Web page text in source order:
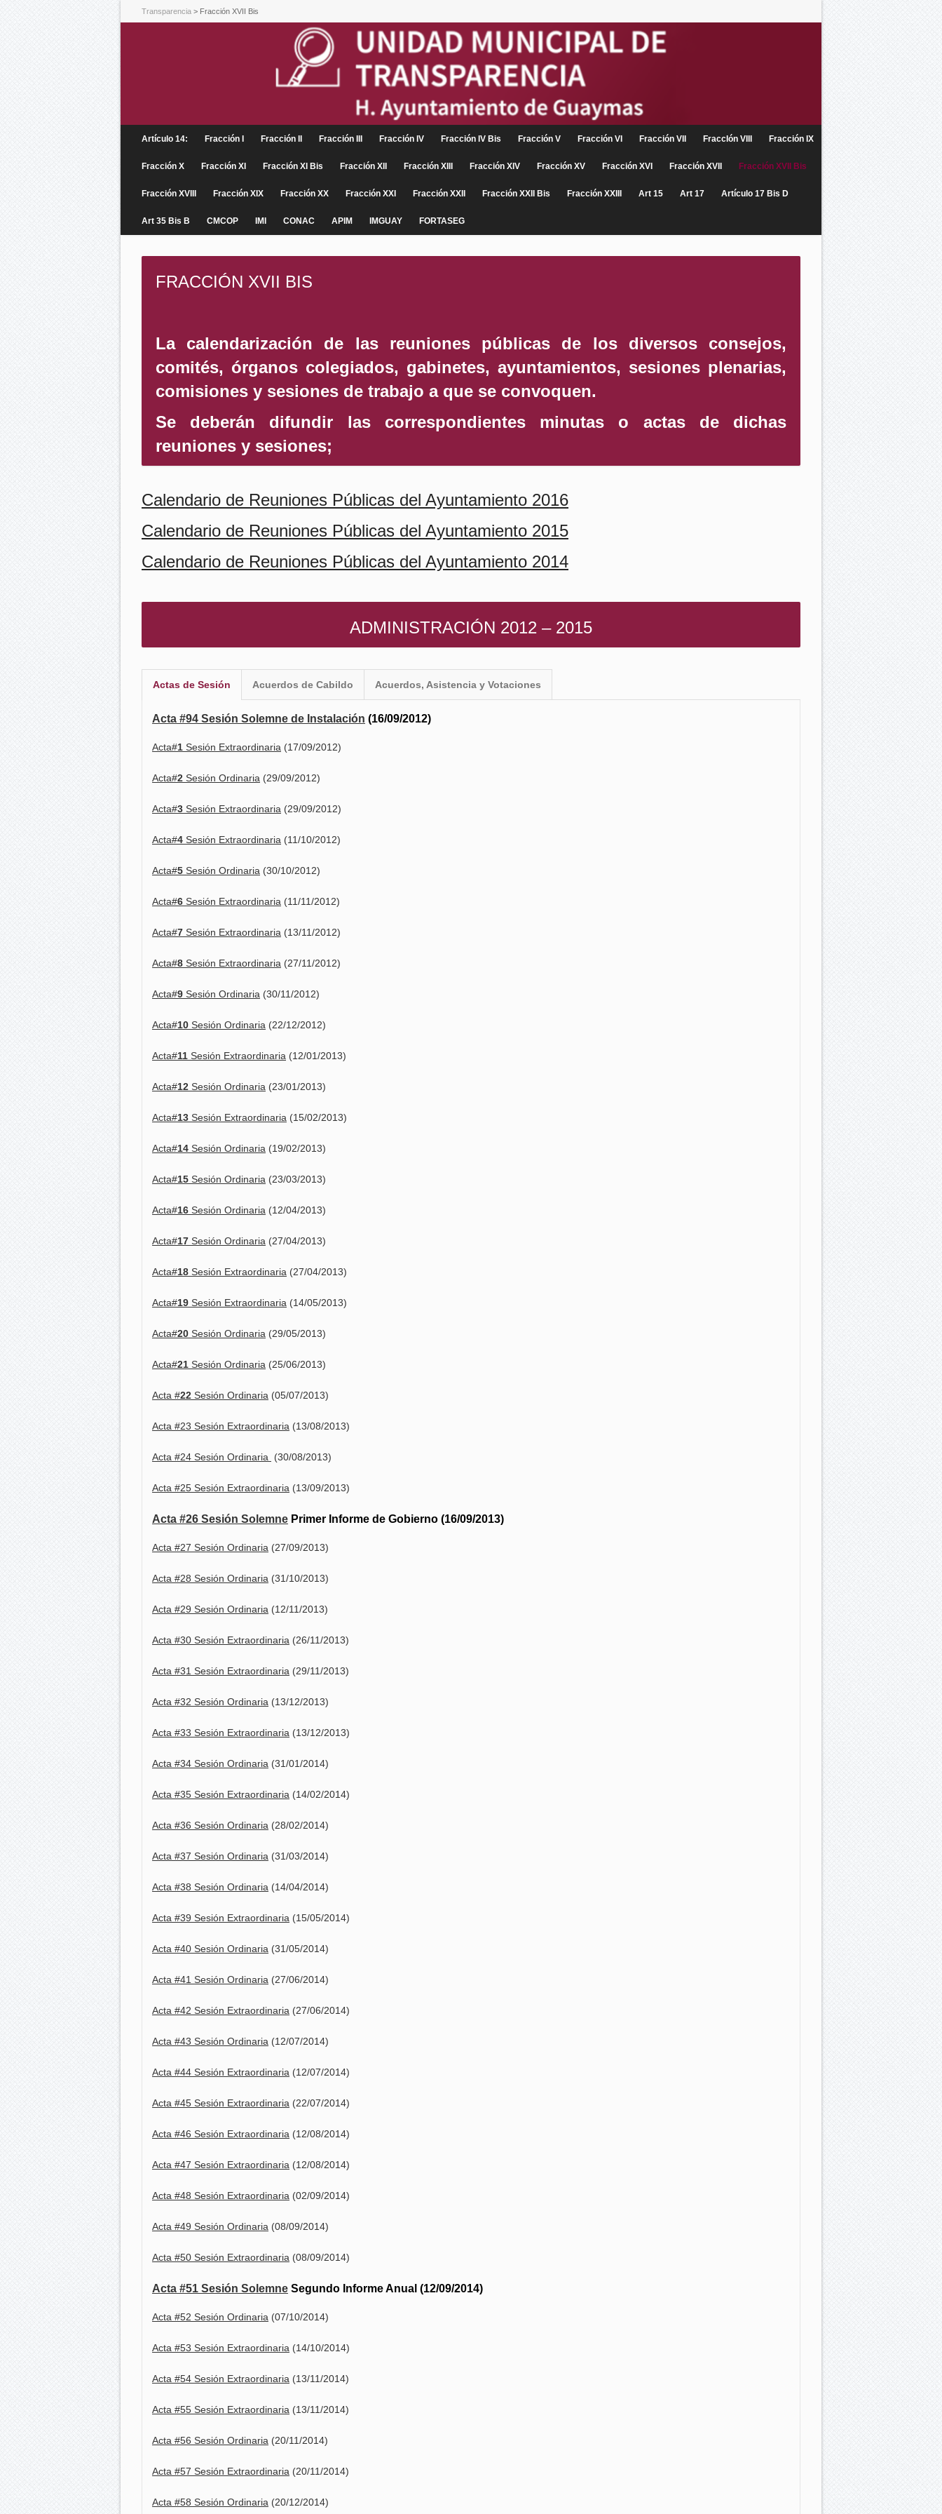
Transparencia > Fracción XVII Bis
Artículo 14: Fracción I Fracción II Fracción III Fracción IV Fracción IV Bis Fracción V Fracción VI Fracción VII FraccIón VIII Fracción IX
Fracción X Fracción XI Fracción XI Bis Fracción XII Fracción XIII Fracción XIV Fracción XV Fracción XVI Fracción XVII Fracción XVII Bis
Fracción XVIII Fracción XIX Fracción XX Fracción XXI Fracción XXII Fracción XXII Bis Fracción XXIII Art 15 Art 17 Artículo 17 Bis D
Art 35 Bis B CMCOP IMI CONAC APIM IMGUAY FORTASEG
FRACCIÓN XVII BIS
La calendarización de las reuniones públicas de los diversos consejos,
comités, órganos colegiados, gabinetes, ayuntamientos, sesiones plenarias,
comisiones y sesiones de trabajo a que se convoquen.
Se deberán difundir las correspondientes minutas o actas de dichas
reuniones y sesiones;
Calendario de Reuniones Públicas del Ayuntamiento 2016
Calendario de Reuniones Públicas del Ayuntamiento 2015
Calendario de Reuniones Públicas del Ayuntamiento 2014
ADMINISTRACIÓN 2012 – 2015
Actas de Sesión Acuerdos de Cabildo Acuerdos, Asistencia y Votaciones
Acta #94 Sesión Solemne de Instalación (16/09/2012)
Acta#1 Sesión Extraordinaria (17/09/2012)
Acta#2 Sesión Ordinaria (29/09/2012)
Acta#3 Sesión Extraordinaria (29/09/2012)
Acta#4 Sesión Extraordinaria (11/10/2012)
Acta#5 Sesión Ordinaria (30/10/2012)
Acta#6 Sesión Extraordinaria (11/11/2012)
Acta#7 Sesión Extraordinaria (13/11/2012)
Acta#8 Sesión Extraordinaria (27/11/2012)
Acta#9 Sesión Ordinaria (30/11/2012)
Acta#10 Sesión Ordinaria (22/12/2012)
Acta#11 Sesión Extraordinaria (12/01/2013)
Acta#12 Sesión Ordinaria (23/01/2013)
Acta#13 Sesión Extraordinaria (15/02/2013)
Acta#14 Sesión Ordinaria (19/02/2013)
Acta#15 Sesión Ordinaria (23/03/2013)
Acta#16 Sesión Ordinaria (12/04/2013)
Acta#17 Sesión Ordinaria (27/04/2013)
Acta#18 Sesión Extraordinaria (27/04/2013)
Acta#19 Sesión Extraordinaria (14/05/2013)
Acta#20 Sesión Ordinaria (29/05/2013)
Acta#21 Sesión Ordinaria (25/06/2013)
Acta #22 Sesión Ordinaria (05/07/2013)
Acta #23 Sesión Extraordinaria (13/08/2013)
Acta #24 Sesión Ordinaria (30/08/2013)
Acta #25 Sesión Extraordinaria (13/09/2013)
Acta #26 Sesión Solemne Primer Informe de Gobierno (16/09/2013)
Acta #27 Sesión Ordinaria (27/09/2013)
Acta #28 Sesión Ordinaria (31/10/2013)
Acta #29 Sesión Ordinaria (12/11/2013)
Acta #30 Sesión Extraordinaria (26/11/2013)
Acta #31 Sesión Extraordinaria (29/11/2013)
Acta #32 Sesión Ordinaria (13/12/2013)
Acta #33 Sesión Extraordinaria (13/12/2013)
Acta #34 Sesión Ordinaria (31/01/2014)
Acta #35 Sesión Extraordinaria (14/02/2014)
Acta #36 Sesión Ordinaria (28/02/2014)
Acta #37 Sesión Ordinaria (31/03/2014)
Acta #38 Sesión Ordinaria (14/04/2014)
Acta #39 Sesión Extraordinaria (15/05/2014)
Acta #40 Sesión Ordinaria (31/05/2014)
Acta #41 Sesión Ordinaria (27/06/2014)
Acta #42 Sesión Extraordinaria (27/06/2014)
Acta #43 Sesión Ordinaria (12/07/2014)
Acta #44 Sesión Extraordinaria (12/07/2014)
Acta #45 Sesión Extraordinaria (22/07/2014)
Acta #46 Sesión Extraordinaria (12/08/2014)
Acta #47 Sesión Extraordinaria (12/08/2014)
Acta #48 Sesión Extraordinaria (02/09/2014)
Acta #49 Sesión Ordinaria (08/09/2014)
Acta #50 Sesión Extraordinaria (08/09/2014)
Acta #51 Sesión Solemne Segundo Informe Anual (12/09/2014)
Acta #52 Sesión Ordinaria (07/10/2014)
Acta #53 Sesión Extraordinaria (14/10/2014)
Acta #54 Sesión Extraordinaria (13/11/2014)
Acta #55 Sesión Extraordinaria (13/11/2014)
Acta #56 Sesión Ordinaria (20/11/2014)
Acta #57 Sesión Extraordinaria (20/11/2014)
Acta #58 Sesión Ordinaria (20/12/2014)